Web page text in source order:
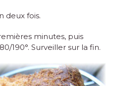
deux fois.
minutes, puis
190°. Surveiller sur la fin.